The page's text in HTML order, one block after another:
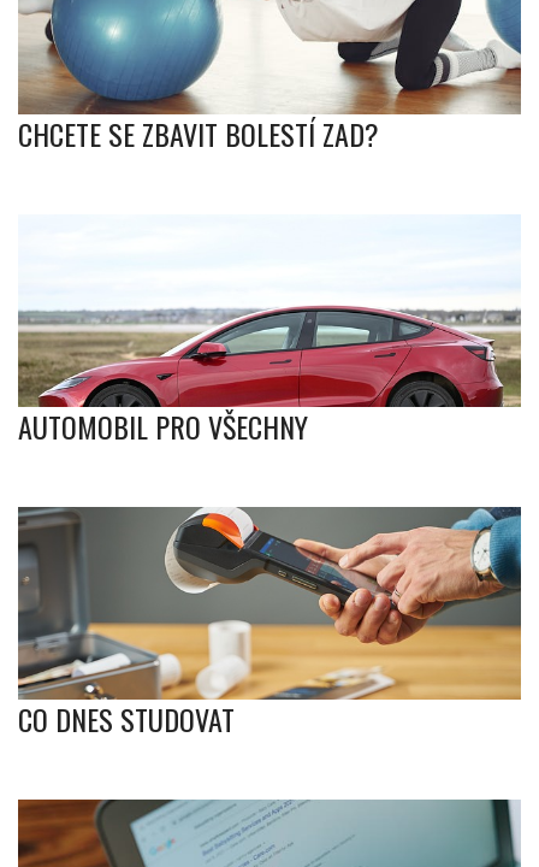
CHCETE SE ZBAVIT BOLESTÍ ZAD?
AUTOMOBIL PRO VŠECHNY
CO DNES STUDOVAT